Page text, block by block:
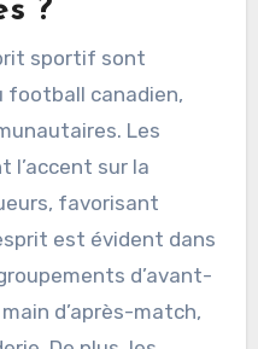
?
sportif sont
football canadien,
Les
l’accent sur la
favorisant
est évident dans
d’avant-
d’après-match,